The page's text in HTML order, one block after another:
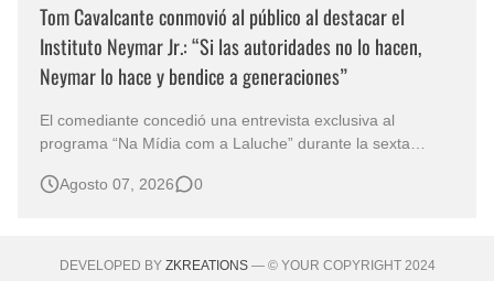
Tom Cavalcante conmovió al público al destacar el
Instituto Neymar Jr.: “Si las autoridades no lo hacen,
Neymar lo hace y bendice a generaciones”
El comediante concedió una entrevista exclusiva al
programa “Na Mídia com a Laluche” durante la sexta
eventos benéficos más importantes de Brasil. En medio del
Agosto 07, 2026 0
DEVELOPED BY ZKREATIONS— © YOUR COPYRIGHT 2024